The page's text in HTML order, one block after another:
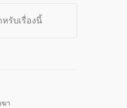
รับเรื่องนี้
ฆา